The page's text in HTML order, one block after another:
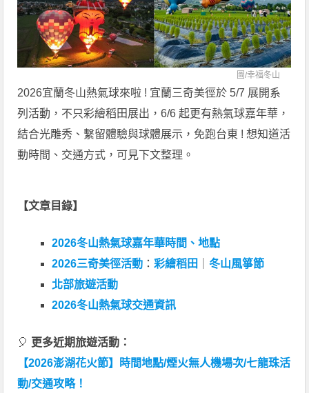
圖/幸福冬山
2026宜蘭冬山熱氣球來啦 ! 宜蘭三奇美徑於 5/7 展開系
列活動，不只彩繪稻田展出，6/6 起更有熱氣球嘉年華，
結合光雕秀、繫留體驗與球體展示，免跑台東 ! 想知道活
動時間、交通方式，可見下文整理。
【文章目錄】
2026冬山熱氣球嘉年華時間、地點
2026三奇美徑活動 ：彩繪稻田 ｜冬山風箏節
北部旅遊活動
2026冬山熱氣球交通資訊
🎈 更多近期旅遊活動：
【2026澎湖花火節】時間地點/煙火無人機場次/七龍珠活
動/交通攻略！